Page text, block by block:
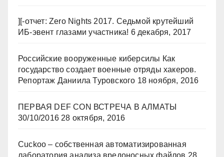
][-отчет: Zero Nights 2017. Седьмой крутейший
ИБ-эвент глазами участника! 6 декабря, 2017
Российские вооруженные киберсилы Как
государство создает военные отряды хакеров.
Репортаж Даниила Туровского 18 ноября, 2016
ПЕРВАЯ DEF CON ВСТРЕЧА В АЛМАТЫ
30/10/2016 28 октября, 2016
Cuckoo – собственная автоматизированная